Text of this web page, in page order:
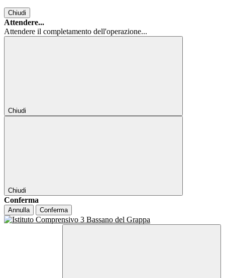
Chiudi
Attendere...
Attendere il completamento dell'operazione...
Chiudi
Chiudi
Conferma
Annulla Conferma